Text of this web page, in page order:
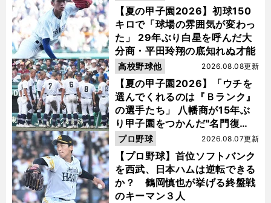
【夏の甲子園2026】初球150
キロで「球場の雰囲気が変わっ
た」 29年ぶり白星を呼んだ大
分商・平田玲翔の底知れぬ才能
【夏の甲子園2026】「ウチを
選んでくれるのは『Ｂランク』
の選手たち」 八幡商が15年ぶ
り甲子園をつかんだ"名門復
活"の舞台裏
2026.08.08更新
高校野球他
【プロ野球】首位ソフトバンク
を西武、日本ハムは逆転できる
か？ 鶴岡慎也が挙げる終盤戦
のキーマン３人
2026.08.07更新
プロ野球